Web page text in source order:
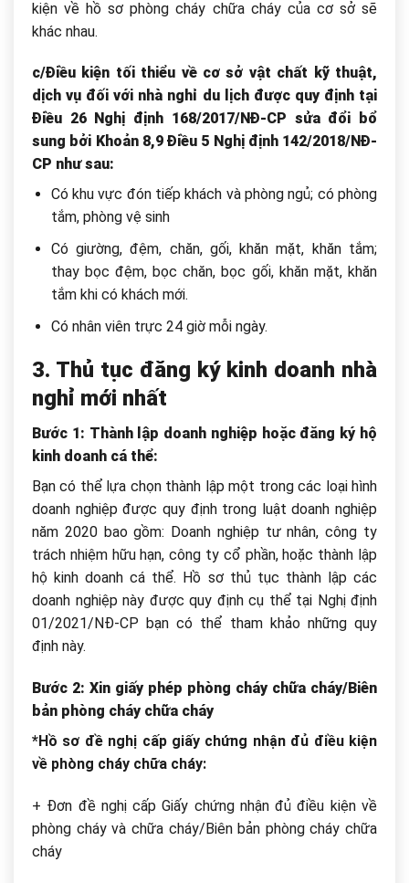
kiện về hồ sơ phòng cháy chữa cháy của cơ sở sẽ
khác nhau.
c/Điều kiện tối thiểu về cơ sở vật chất kỹ thuật,
dịch vụ đối với nhà nghỉ du lịch được quy định tại
Điều 26 Nghị định 168/2017/NĐ-CP sửa đổi bổ
sung bởi Khoản 8,9 Điều 5 Nghị định 142/2018/NĐ-
CP như sau:
Có khu vực đón tiếp khách và phòng ngủ; có phòng
tắm, phòng vệ sinh
Có giường, đệm, chăn, gối, khăn mặt, khăn tắm;
thay bọc đệm, bọc chăn, bọc gối, khăn mặt, khăn
tắm khi có khách mới.
Có nhân viên trực 24 giờ mỗi ngày.
3. Thủ tục đăng ký kinh doanh nhà
nghỉ mới nhất
Bước 1: Thành lập doanh nghiệp hoặc đăng ký hộ
kinh doanh cá thể:
Bạn có thể lựa chọn thành lập một trong các loại hình
doanh nghiệp được quy định trong luật doanh nghiệp
năm 2020 bao gồm: Doanh nghiệp tư nhân, công ty
trách nhiệm hữu hạn, công ty cổ phần, hoặc thành lập
hộ kinh doanh cá thể. Hồ sơ thủ tục thành lập các
doanh nghiệp này được quy định cụ thể tại Nghị định
01/2021/NĐ-CP bạn có thể tham khảo những quy
định này.
Bước 2: Xin giấy phép phòng cháy chữa cháy/Biên
bản phòng cháy chữa cháy
*Hồ sơ đề nghị cấp giấy chứng nhận đủ điều kiện
về phòng cháy chữa cháy:
+ Đơn đề nghị cấp Giấy chứng nhận đủ điều kiện về
phòng cháy và chữa cháy/Biên bản phòng cháy chữa
cháy